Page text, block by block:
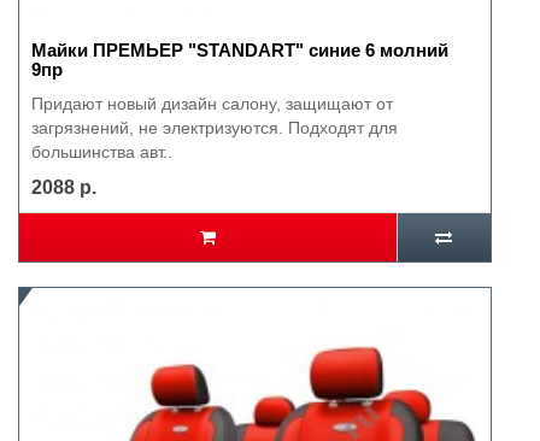
Майки ПРЕМЬЕР "STANDART" синие 6 молний
9пр
Придают новый дизайн салону, защищают от
загрязнений, не электризуются. Подходят для
большинства авт..
2088 р.